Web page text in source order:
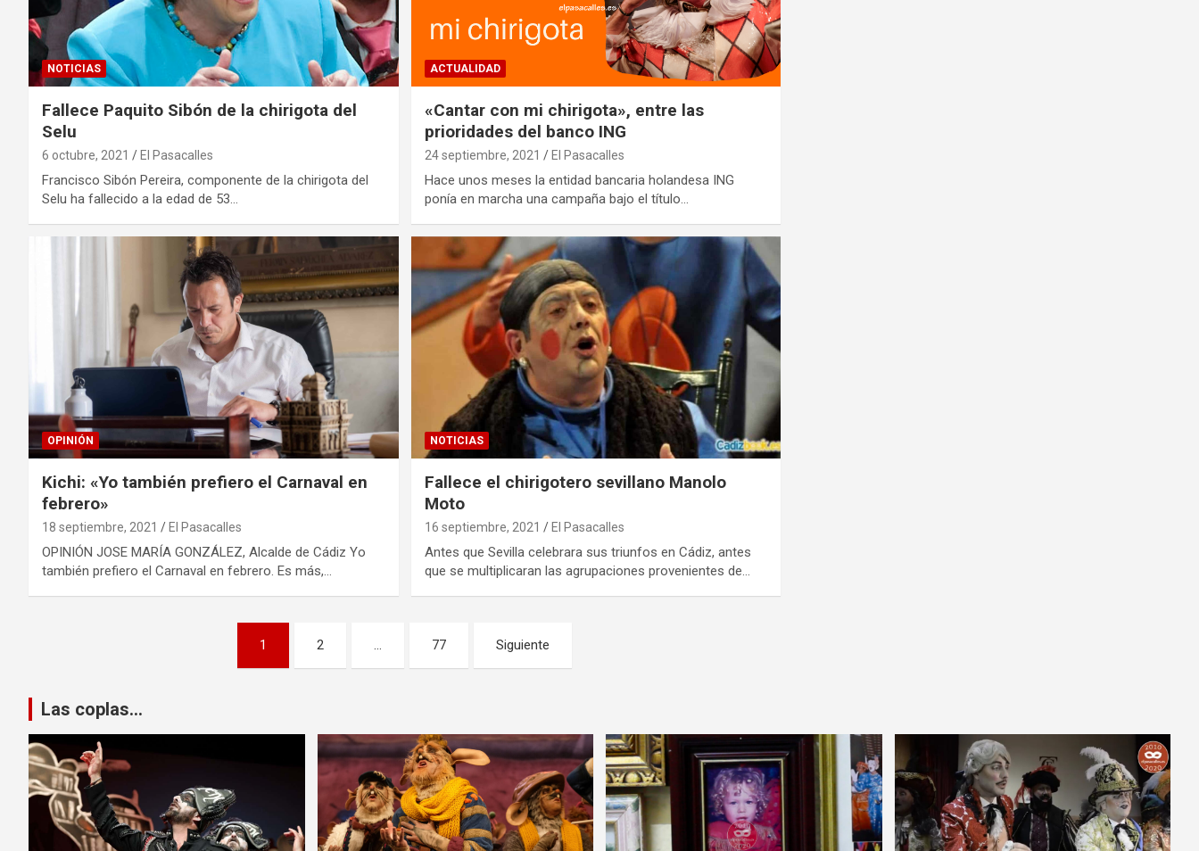
NOTICIAS
Fallece Paquito Sibón de la chirigota del
Selu
6 octubre, 2021 El Pasacalles
Francisco Sibón Pereira, componente de la chirigota del
Selu ha fallecido a la edad de 53…
ACTUALIDAD
«Cantar con mi chirigota», entre las
prioridades del banco ING
24 septiembre, 2021 El Pasacalles
Hace unos meses la entidad bancaria holandesa ING
ponía en marcha una campaña bajo el título…
OPINIÓN
Kichi: «Yo también prefiero el Carnaval en
febrero»
18 septiembre, 2021 El Pasacalles
OPINIÓN JOSE MARÍA GONZÁLEZ, Alcalde de Cádiz Yo
también prefiero el Carnaval en febrero. Es más,…
NOTICIAS
Fallece el chirigotero sevillano Manolo
Moto
16 septiembre, 2021 El Pasacalles
Antes que Sevilla celebrara sus triunfos en Cádiz, antes
que se multiplicaran las agrupaciones provenientes de…
entradas
1 2 … 77 Siguiente
Las coplas...